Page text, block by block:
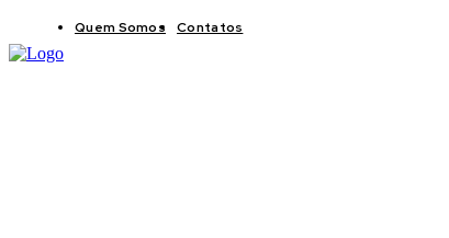
Quem Somos Contatos